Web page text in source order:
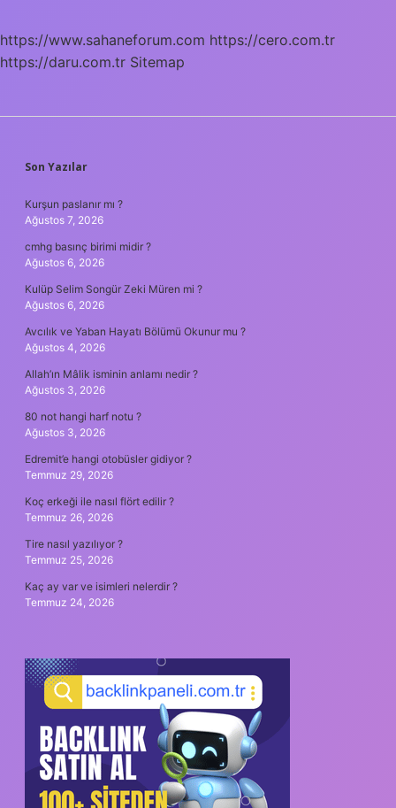
https://www.sahaneforum.com https://cero.com.tr
https://daru.com.tr Sitemap
SIDEBAR
Son Yazılar
Kurşun paslanır mı ?
Ağustos 7, 2026
cmhg basınç birimi midir ?
Ağustos 6, 2026
Kulüp Selim Songür Zeki Müren mi ?
Ağustos 6, 2026
Avcılık ve Yaban Hayatı Bölümü Okunur mu ?
Ağustos 4, 2026
Allah’ın Mâlik isminin anlamı nedir ?
Ağustos 3, 2026
80 not hangi harf notu ?
Ağustos 3, 2026
Edremit’e hangi otobüsler gidiyor ?
Temmuz 29, 2026
Koç erkeği ile nasıl flört edilir ?
Temmuz 26, 2026
Tire nasıl yazılıyor ?
Temmuz 25, 2026
Kaç ay var ve isimleri nelerdir ?
Temmuz 24, 2026